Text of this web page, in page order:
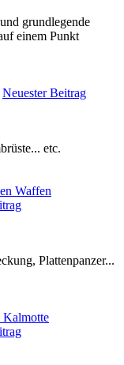
grundlegende
einem Punkt
Neuester Beitrag
etc.
Waffen
Plattenpanzer...
Kalmotte